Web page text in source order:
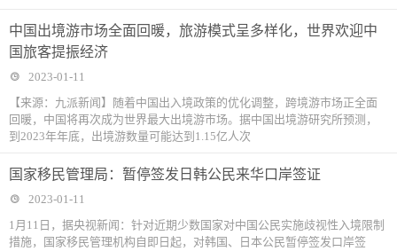
中国出境游市场全面回暖，旅游模式呈多样化，世界欢迎中
国旅客提振经济
2023-01-11
【来源：九派新闻】随着中国出入境政策的优化调整，跨境游市场正全面
回暖，中国将再次成为世界最大出境游市场。据中国出境游研究所预测，
到2023年年底，出境游数量可能达到1.15亿人次
国家移民管理局：暂停签发日韩公民来华口岸签证
2023-01-11
1月11日，据央视新闻：针对近期少数国家对中国公民实施歧视性入境限制
措施，国家移民管理机构自即日起，对韩国、日本公民暂停签发口岸签